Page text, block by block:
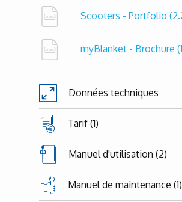
Scooters - Portfolio
myBlanket - Brochure
Données techniques
Tarif (1)
Manuel d'utilisation (2)
Manuel de maintenance (1)